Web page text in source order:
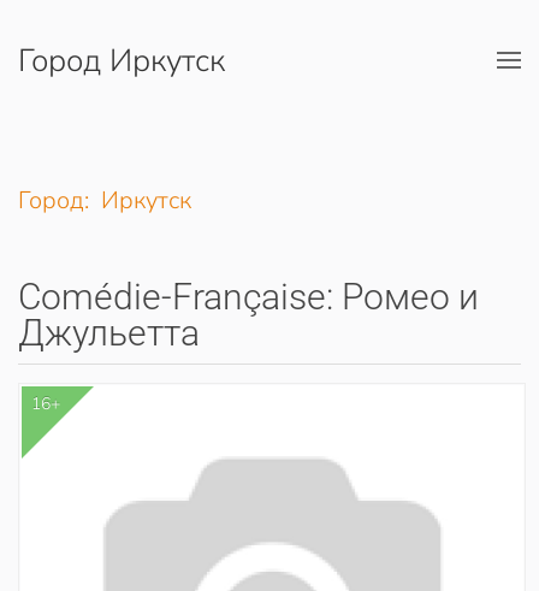
Перейти к содержимому
Город Иркутск
Город: Иркутск
Comédie-Française: Ромео и
Джульетта
16+